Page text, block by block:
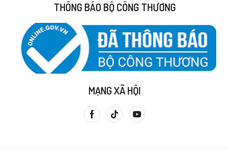
THÔNG BÁO BỘ CÔNG THƯƠNG
MẠNG XÃ HỘI